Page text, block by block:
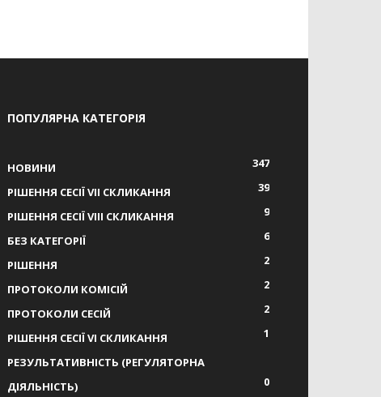
ПОПУЛЯРНА КАТЕГОРІЯ
НОВИНИ
347
РІШЕННЯ СЕСІЇ VIІ СКЛИКАННЯ
39
РІШЕННЯ СЕСІЇ VIІІ СКЛИКАННЯ
9
БЕЗ КАТЕГОРІЇ
6
РІШЕННЯ
2
ПРОТОКОЛИ КОМІСІЙ
2
ПРОТОКОЛИ СЕСІЙ
2
РІШЕННЯ СЕСІЇ VІ СКЛИКАННЯ
1
РЕЗУЛЬТАТИВНІСТЬ (РЕГУЛЯТОРНА
ДІЯЛЬНІСТЬ)
0